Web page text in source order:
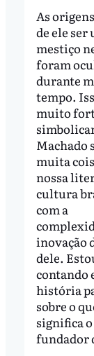
As
de ele ser
mestiço
foram
durante
tempo.
muito
Machado
muita
nossa
cultura
com a
inovação
dele.
contando
história
sobre o
significa o
fundador